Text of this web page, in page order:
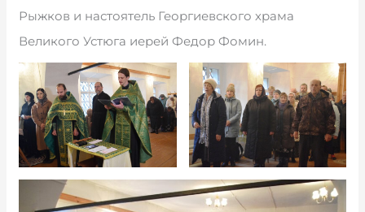
Рыжков и настоятель Георгиевского храма
Великого Устюга иерей Федор Фомин.